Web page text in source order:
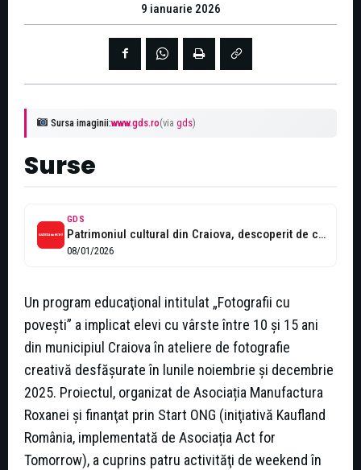
9 ianuarie 2026
Sursa imaginii:www.gds.ro(via gds)
Surse
GDS
Patrimoniul cultural din Craiova, descoperit de copii prin ateliere de fotografie
08/01/2026
Un program educaţional intitulat „Fotografii cu
povești” a implicat elevi cu vârste între 10 și 15 ani
din municipiul Craiova în ateliere de fotografie
creativă desfăşurate în lunile noiembrie și decembrie
2025. Proiectul, organizat de Asociația Manufactura
Roxanei şi finanţat prin Start ONG (iniţiativă Kaufland
România, implementată de Asociația Act for
Tomorrow), a cuprins patru activităţi de weekend în